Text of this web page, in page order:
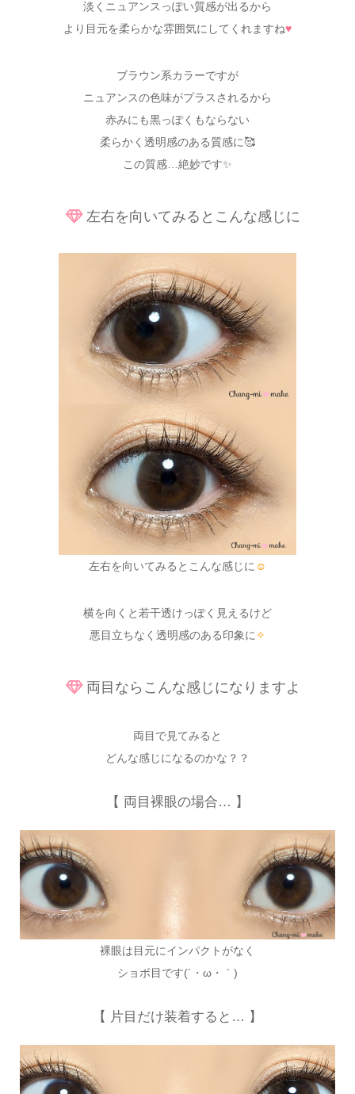
淡くニュアンスっぽい質感が出るから
より目元を柔らかな雰囲気にしてくれますね♥
ブラウン系カラーですが
ニュアンスの色味がプラスされるから
赤みにも黒っぽくもならない
柔らかく透明感のある質感に🥰
この質感…絶妙です✨
左右を向いてみるとこんな感じに
左右を向いてみるとこんな感じに ☺
横を向くと若干透けっぽく見えるけど
悪目立ちなく透明感のある印象に✧
両目ならこんな感じになりますよ
両目で見てみると
どんな感じになるのかな？？
【 両目裸眼の場合… 】
裸眼は目元にインパクトがなく
ショボ目です(´・ω・｀)
【 片目だけ装着すると… 】